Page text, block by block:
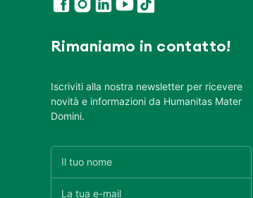
Rimaniamo in contatto!
Iscriviti alla nostra newsletter per ricevere
novità e informazioni da Humanitas Mater
Domini.